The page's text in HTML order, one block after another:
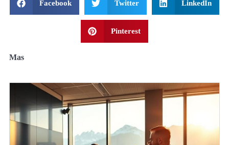
Facebook Twitter LinkedIn
Pinterest
Mas